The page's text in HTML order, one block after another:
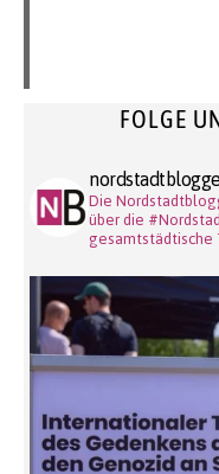
FOLGE
Die
über die
gesamtstädtische